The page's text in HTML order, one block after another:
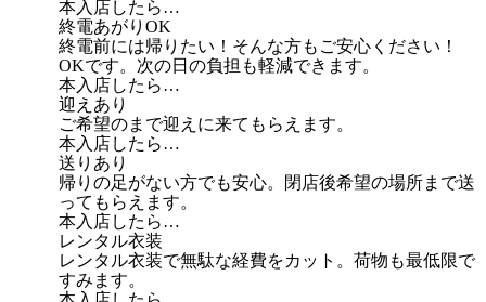
本入店したら…
終電あがりOK
終電前には帰りたい！そんな方もご安心ください！
OKです。次の日の負担も軽減できます。
本入店したら…
迎えあり
ご希望のまで迎えに来てもらえます。
本入店したら…
送りあり
帰りの足がない方でも安心。閉店後希望の場所まで送
ってもらえます。
本入店したら…
レンタル衣装
レンタル衣装で無駄な経費をカット。荷物も最低限で
すみます。